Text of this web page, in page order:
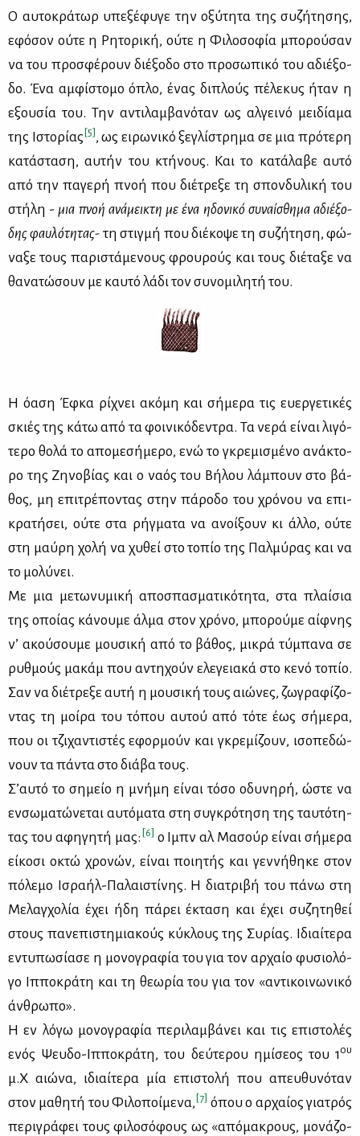
Ο αυ­το­κρά­τωρ υπε­ξέ­φυ­γε την οξύ­τη­τα της συ­ζή­τη­σης,
εφό­σον ού­τε η Ρη­το­ρι­κή, ού­τε η Φι­λο­σο­φία μπο­ρού­σαν
να του προ­σφέ­ρουν διέ­ξο­δο στο προ­σω­πι­κό του αδιέ­ξο­
δο. Ένα αμ­φί­στο­μο όπλο, ένας δι­πλούς πέ­λε­κυς ήταν η
εξου­σία του. Την αντι­λαμ­βα­νό­ταν ως αλ­γει­νό μει­δί­α­μα
της Ιστο­ρί­ας [5] , ως ει­ρω­νι­κό ξε­γλί­στρη­μα σε μια πρό­τε­ρη
κα­τά­στα­ση, αυ­τήν του κτή­νους. Και το κα­τά­λα­βε αυ­τό
από την πα­γε­ρή πνοή που διέ­τρε­ξε τη σπον­δυ­λι­κή του
στή­λη - μια πνοή ανά­μει­κτη με ένα ηδο­νι­κό συ­ναί­σθη­μα αδιέ­ξο­
δης φαυ­λό­τη­τας- τη στιγ­μή που διέ­κο­ψε τη συ­ζή­τη­ση, φώ­
να­ξε τους πα­ρι­στά­με­νους φρου­ρούς και τους διέ­τα­ξε να
θα­να­τώ­σουν με καυ­τό λά­δι τον συ­νο­μι­λη­τή του.
Η όα­ση Έφ­κα ρί­χνει ακό­μη και σή­με­ρα τις ευ­ερ­γε­τι­κές
σκιές της κά­τω από τα φοι­νι­κό­δε­ντρα. Τα νε­ρά εί­ναι λι­γό­
τε­ρο θο­λά το απο­με­σή­με­ρο, ενώ το γκρε­μι­σμέ­νο ανά­κτο­
ρο της Ζη­νο­βί­ας και ο να­ός του Βή­λου λά­μπουν στο βά­
θος, μη επι­τρέ­πο­ντας στην πά­ρο­δο του χρό­νου να επι­
κρα­τή­σει, ού­τε στα ρήγ­μα­τα να ανοί­ξουν κι άλ­λο, ού­τε
στη μαύ­ρη χο­λή να χυ­θεί στο το­πίο της Παλ­μύ­ρας και να
το μο­λύ­νει.
Με μια με­τω­νυ­μι­κή απο­σπα­σμα­τι­κό­τη­τα, στα πλαί­σια
της οποί­ας κά­νου­με άλ­μα στον χρό­νο, μπο­ρού­με αίφ­νης
ν’ ακού­σου­με μου­σι­κή από το βά­θος, μι­κρά τύ­μπα­να σε
ρυθ­μούς μα­κάμ που αντη­χούν ελε­γεια­κά στο κε­νό το­πίο.
Σαν να διέ­τρε­ξε αυ­τή η μου­σι­κή τους αιώ­νες, ζω­γρα­φί­ζο­
ντας τη μοί­ρα του τό­που αυ­τού από τό­τε έως σή­με­ρα,
που οι τζι­χα­ντι­στές εφορ­μούν και γκρε­μί­ζουν, ισο­πε­δώ­
νουν τα πά­ντα στο διά­βα τους.
Σ’αυ­τό το ση­μείο η μνή­μη εί­ναι τό­σο οδυ­νη­ρή, ώστε να
εν­σω­μα­τώ­νε­ται αυ­τό­μα­τα στη συ­γκρό­τη­ση της ταυ­τό­τη­
τας του αφη­γη­τή μας: [6] ο Ιμπν αλ Μα­σούρ εί­ναι σή­με­ρα
εί­κο­σι οκτώ χρο­νών, εί­ναι ποι­η­τής και γεν­νή­θη­κε στον
πό­λε­μο Ισ­ρα­ήλ-Πα­λαι­στί­νης. Η δια­τρι­βή του πά­νω στη
Με­λαγ­χο­λία έχει ήδη πά­ρει έκτα­ση και έχει συ­ζη­τη­θεί
στους πα­νε­πι­στη­μια­κούς κύ­κλους της Συ­ρί­ας. Ιδιαί­τε­ρα
εντυ­πω­σί­α­σε η μο­νο­γρα­φία του για τον αρ­χαίο φυ­σιο­λό­
γο Ιπ­πο­κρά­τη και τη θε­ω­ρία του για τον «αντι­κοι­νω­νι­κό
άν­θρω­πο».
Η εν λό­γω μο­νο­γρα­φία πε­ρι­λαμ­βά­νει και τις επι­στο­λές
ενός Ψευ­δο-Ιπ­πο­κρά­τη, του δεύ­τε­ρου ημί­σε­ος του 1ου
μ.Χ αιώ­να, ιδιαί­τε­ρα μία επι­στο­λή που απευ­θυ­νό­ταν
στον μα­θη­τή του Φι­λο­ποί­με­να, [7] όπου ο αρ­χαί­ος για­τρός
πε­ρι­γρά­φει τους φι­λο­σό­φους ως «από­μα­κρους, μο­νά­ζο­